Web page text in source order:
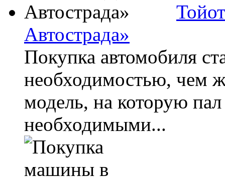
Автострада»
Покупка автомобиля
необходимостью, чем
модель, на которую
необходимыми...